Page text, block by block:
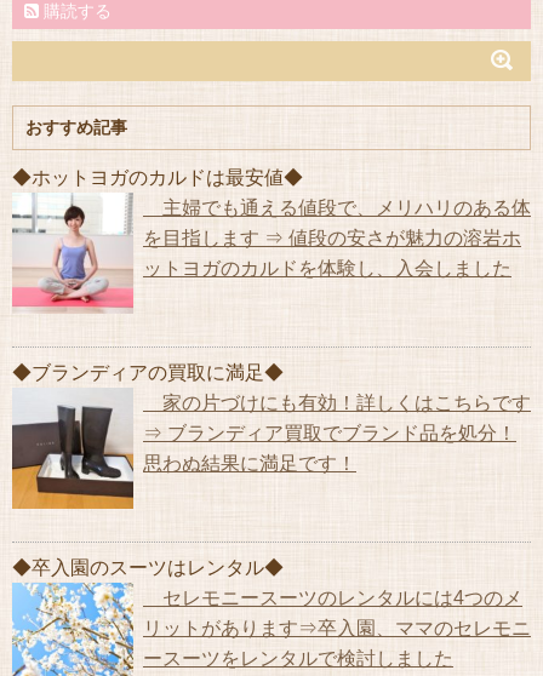
購読する
おすすめ記事
◆ホットヨガのカルドは最安値◆
主婦でも通える値段で、メリハリのある体
を目指します ⇒ 値段の安さが魅力の溶岩ホ
ットヨガのカルドを体験し、入会しました
◆ブランディアの買取に満足◆
家の片づけにも有効！詳しくはこちらです
⇒ ブランディア買取でブランド品を処分！
思わぬ結果に満足です！
◆卒入園のスーツはレンタル◆
セレモニースーツのレンタルには4つのメ
リットがあります⇒卒入園、ママのセレモニ
ースーツをレンタルで検討しました